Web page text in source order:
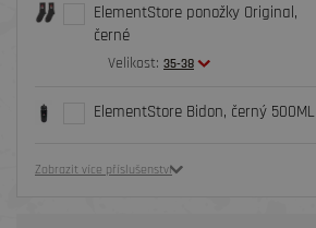
ElementStore ponožky Original,
černé
Velikost: 35-38
ElementStore Bidon, černý 500ML
Zobrazit více příslušenství